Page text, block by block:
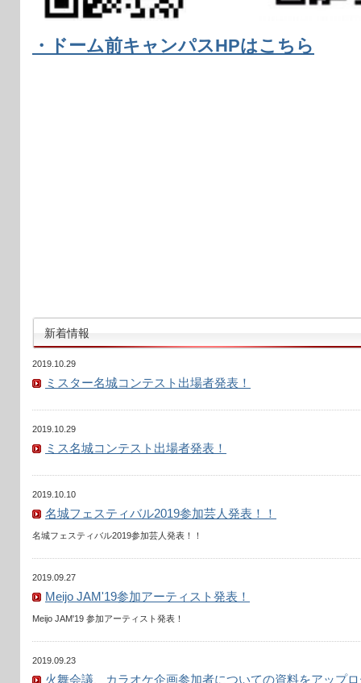
・ドーム前キャンパスHPはこちら
新着情報
2019.10.29
ミスター名城コンテスト出場者発表！
2019.10.29
ミス名城コンテスト出場者発表！
2019.10.10
名城フェスティバル2019参加芸人発表！！
名城フェスティバル2019参加芸人発表！！
2019.09.27
Meijo JAM'19参加アーティスト発表！
Meijo JAM'19 参加アーティスト発表！
2019.09.23
火舞会議、カラオケ企画参加者についての資料をアップ